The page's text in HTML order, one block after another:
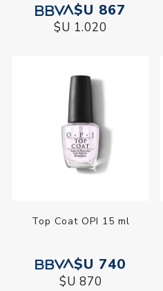
$U 867
$U 1.020
Top Coat OPI 15 ml
$U 740
$U 870